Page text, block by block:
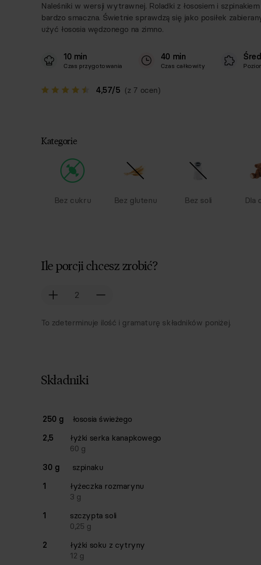
Naleśniki w wersji wytrawnej. Roladki z łososiem i
bardzo smaczna. Świetnie sprawdzą się jako posiłek
użyć łososia wędzonego na zimno.
10 min
Czas przygotowania
40 min
Czas całkowity
4,57/5 (z 7 ocen)
Kategorie
Bez cukru Bez glutenu Bez soli Dla
Ile porcji chcesz zrobić?
To zdeterminuje ilość i gramaturę składników poniżej.
Składniki
Lista składników przepisu z ilościami i wagami
Ilość Składnik
250 g
łososia świeżego
2,5
łyżki serka kanapkowego
60 g
30 g
szpinaku
1
łyżeczka rozmarynu
3 g
1
szczypta soli
0,25 g
2
łyżki soku z cytryny
12 g